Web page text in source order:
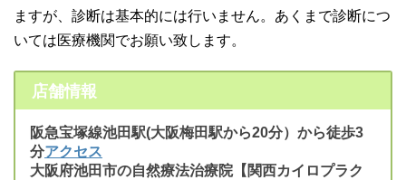
ますが、診断は基本的には行いません。あくまで診断につ
いては医療機関でお願い致します。
店舗情報
阪急宝塚線池田駅(大阪梅田駅から20分）から徒歩3
分アクセス
大阪府池田市の自然療法治療院【関西カイロプラク